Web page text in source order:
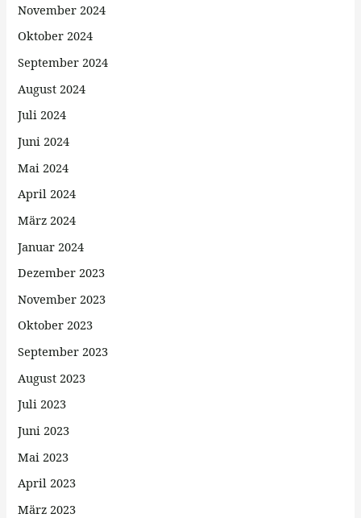
November 2024
Oktober 2024
September 2024
August 2024
Juli 2024
Juni 2024
Mai 2024
April 2024
März 2024
Januar 2024
Dezember 2023
November 2023
Oktober 2023
September 2023
August 2023
Juli 2023
Juni 2023
Mai 2023
April 2023
März 2023